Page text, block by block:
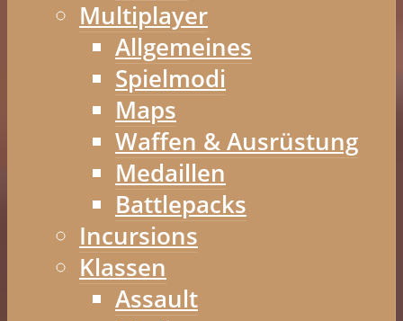
Multiplayer
Allgemeines
Spielmodi
Maps
Waffen & Ausrüstung
Medaillen
Battlepacks
Incursions
Klassen
Assault